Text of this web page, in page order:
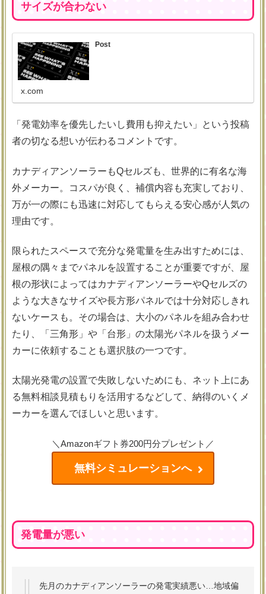
サイズが合わない
Post
x.com
「発電効率を優先したいし費用も抑えたい」という投稿
者の切なる想いが伝わるコメントです。
カナディアンソーラーもQセルズも、世界的に有名な海
外メーカー。コスパが良く、補償内容も充実しており、
万が一の際にも迅速に対応してもらえる安心感が人気の
理由です。
限られたスペースで充分な発電量を生み出すためには、
屋根の隅々までパネルを設置することが重要ですが、屋
根の形状によってはカナディアンソーラーやQセルズの
ような大きなサイズや長方形パネルでは十分対応しきれ
ないケースも。その場合は、大小のパネルを組み合わせ
たり、「三角形」や「台形」の太陽光パネルを扱うメー
カーに依頼することも選択肢の一つです。
太陽光発電の設置で失敗しないためにも、ネット上にあ
る無料相談見積もりを活用するなどして、納得のいくメ
ーカーを選んでほしいと思います。
＼Amazonギフト券200円分プレゼント／
無料シミュレーションへ
発電量が悪い
先月のカナディアンソーラーの発電実績悪い…地域偏